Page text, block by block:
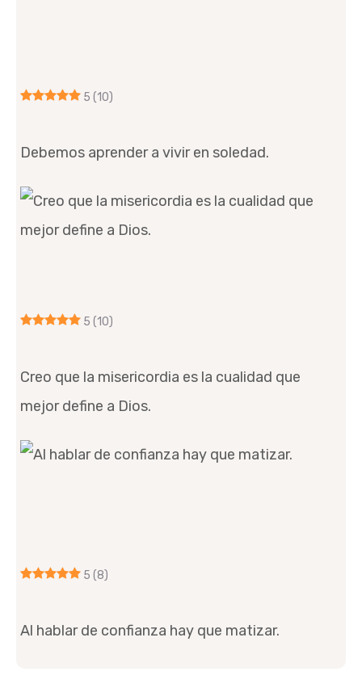
5 (10)
Debemos aprender a vivir en soledad.
5 (10)
Creo que la misericordia es la cualidad que
mejor define a Dios.
5 (8)
Al hablar de confianza hay que matizar.